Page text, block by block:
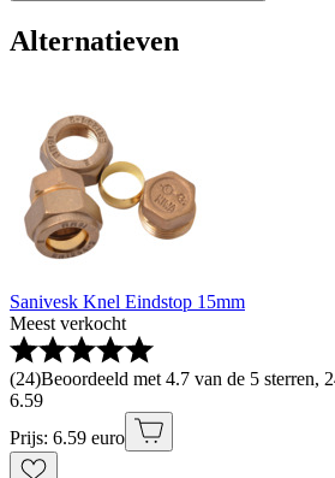
Alternatieven
Sanivesk Knel Eindstop 15mm
Meest verkocht
(24)Beoordeeld met 4.7 van de 5 sterren,
6.59
Prijs: 6.59 euro